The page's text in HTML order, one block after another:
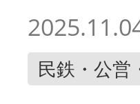
民鉄・公営